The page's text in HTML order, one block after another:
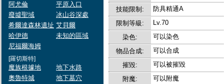
阿尤倫
平原入口
廢墟聖域
冰山谷深處
希爾達森林遺址 艾貝爾
哈伊德
未知的區域
尼福爾海姆
[羅切斯特]
魔族根據地
地下水路
奧魯特城
地下墓穴
技能限制:
防具精通A
限制等級:
Lv.70
染色:
可以染色
物品合成:
可以合成
摧毀:
可以被摧毀
附魔:
可以附魔